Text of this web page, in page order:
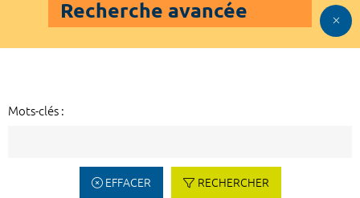
Recherche avancée
Mots-clés :
EFFACER RECHERCHER